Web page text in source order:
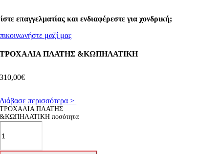
επαγγελματίας και ενδιαφέρεστε για χονδρική;
μαζί μας
ΤΡΟΧΑΛΙΑ ΠΛΑΤΗΣ &ΚΩΠΗΛΑΤΙΚΗ
310,00€
Διάβασε περισσότερα >
ΤΡΟΧΑΛΙΑ ΠΛΑΤΗΣ
&ΚΩΠΗΛΑΤΙΚΗ ποσότητα